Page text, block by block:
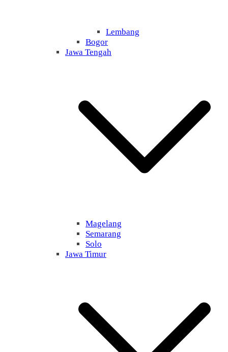
Lembang
Bogor
Jawa Tengah
Magelang
Semarang
Solo
Jawa Timur